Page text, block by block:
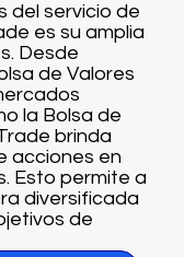
del servicio de
es su amplia
Desde
de Valores
la Bolsa de
brinda
acciones en
Esto permite a
diversificada
de